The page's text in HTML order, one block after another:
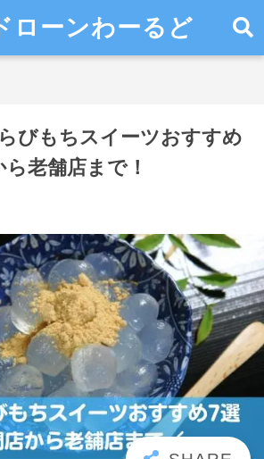
ローンわーるど
びもちスイーツおすすめ
老舗店まで！